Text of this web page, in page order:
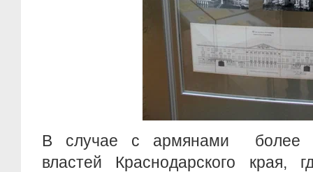
В случае с армянами более
властей Краснодарского края,